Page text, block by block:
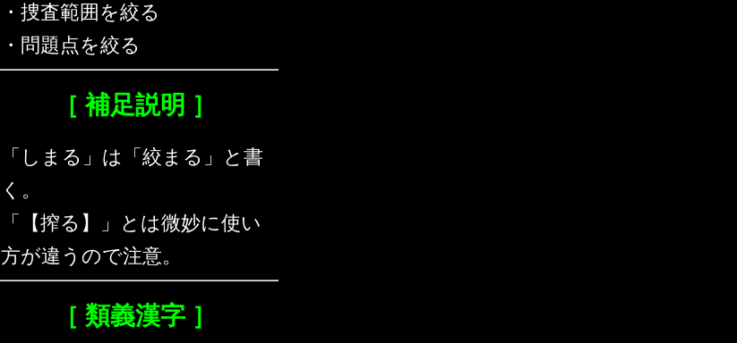
・捜査範囲を絞る
・問題点を絞る
［ 補足説明 ］
「しまる」は「絞まる」と書
く。
「【搾る】」とは微妙に使い
方が違うので注意。
［ 類義漢字 ］